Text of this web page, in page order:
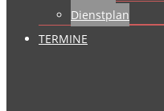
Dienstplan
TERMINE